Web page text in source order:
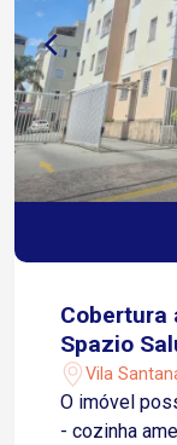
agende uma
Cobertura
Spazio
Vila
O imóvel
- cozinha